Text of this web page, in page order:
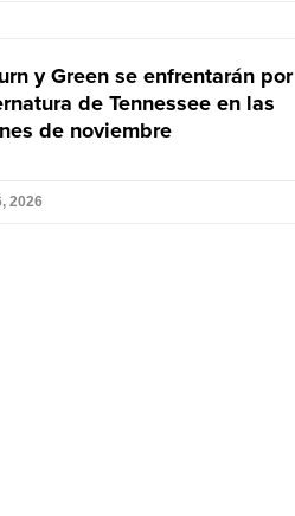
y Green se enfrentarán por
de Tennessee en las
de noviembre
2026